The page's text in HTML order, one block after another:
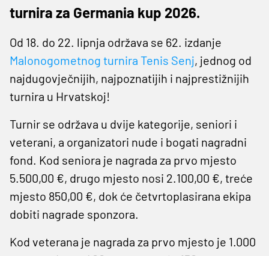
turnira za Germania kup 2026.
Od 18. do 22. lipnja održava se 62. izdanje
Malonogometnog turnira Tenis Senj, jednog od
najdugovječnijih, najpoznatijih i najprestižnijih
turnira u Hrvatskoj!
Turnir se održava u dvije kategorije, seniori i
veterani, a organizatori nude i bogati nagradni
fond. Kod seniora je nagrada za prvo mjesto
5.500,00 €, drugo mjesto nosi 2.100,00 €, treće
mjesto 850,00 €, dok će četvrtoplasirana ekipa
dobiti nagrade sponzora.
Kod veterana je nagrada za prvo mjesto je 1.000